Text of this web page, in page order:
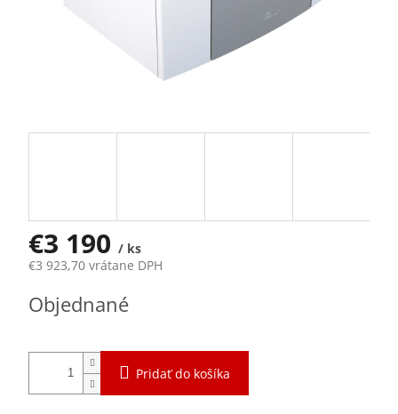
€3 190/ ks
€3 923,70 vrátane DPH
cena:
Objednané
Pridať do košíka